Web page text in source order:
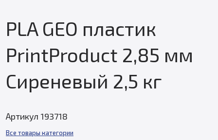
PLA GEO пластик
PrintProduct 2,85 мм
Сиреневый 2,5 кг
Артикул 193718
Все товары категории